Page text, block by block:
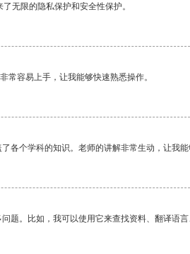
无限的隐私保护和安全性保护。
常容易上手，让我能够快速熟悉操作。
各个学科的知识。老师的讲解非常生动，让我能
题。比如，我可以使用它来查找资料、翻译语言